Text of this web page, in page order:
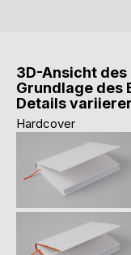
3D-Ansicht
Grundlage des
Details
Hardcover